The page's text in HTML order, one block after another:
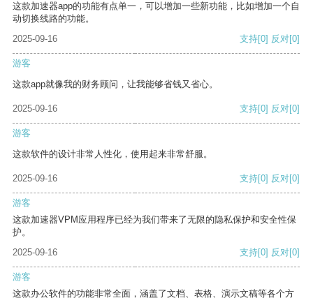
这款加速器app的功能有点单一，可以增加一些新功能，比如增加一个自
动切换线路的功能。
2025-09-16
支持[0] 反对[0]
游客
这款app就像我的财务顾问，让我能够省钱又省心。
2025-09-16 支持[0] 反对[0]
游客
这款软件的设计非常人性化，使用起来非常舒服。
2025-09-16 支持[0] 反对[0]
游客
这款加速器VPM应用程序已经为我们带来了无限的隐私保护和安全性保
护。
2025-09-16
支持[0] 反对[0]
游客
这款办公软件的功能非常全面，涵盖了文档、表格、演示文稿等各个方